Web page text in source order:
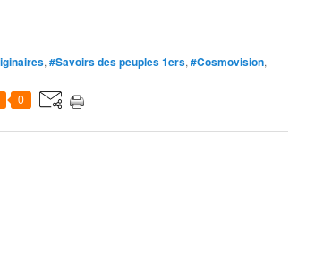
, #Savoirs des peuples 1ers, #Cosmovision,
0